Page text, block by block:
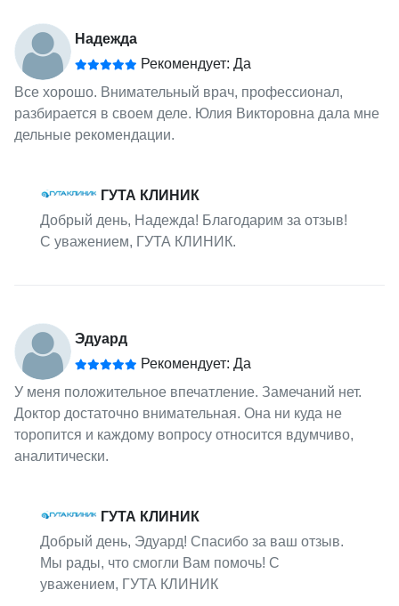
Надежда
Рекомендует: Да
Все хорошо. Внимательный врач, профессионал,
разбирается в своем деле. Юлия Викторовна дала мне
дельные рекомендации.
ГУТА КЛИНИК
Добрый день, Надежда! Благодарим за отзыв!
С уважением, ГУТА КЛИНИК.
Эдуард
Рекомендует: Да
У меня положительное впечатление. Замечаний нет.
Доктор достаточно внимательная. Она ни куда не
торопится и каждому вопросу относится вдумчиво,
аналитически.
ГУТА КЛИНИК
Добрый день, Эдуард! Спасибо за ваш отзыв.
Мы рады, что смогли Вам помочь! С
уважением, ГУТА КЛИНИК